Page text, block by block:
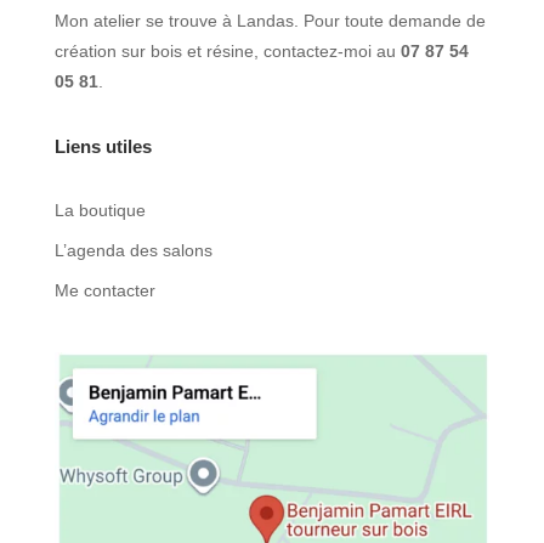
Mon atelier se trouve à Landas. Pour toute demande de
création sur bois et résine, contactez-moi au 07 87 54
05 81.
Liens utiles
La boutique
L’agenda des salons
Me contacter